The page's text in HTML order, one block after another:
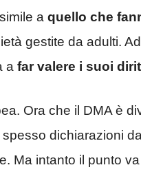
a quello che
gestite da adulti.
a far valere i suoi
Ora che il DMA è
dichiarazioni
Ma intanto il punto